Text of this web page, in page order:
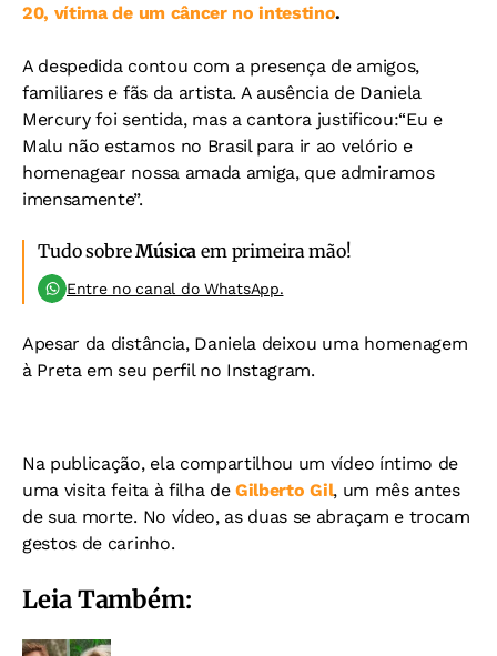
20, vítima de um câncer no intestino.
A despedida contou com a presença de amigos,
familiares e fãs da artista. A ausência de Daniela
Mercury foi sentida, mas a cantora justificou:“Eu e
Malu não estamos no Brasil para ir ao velório e
homenagear nossa amada amiga, que admiramos
imensamente”.
Tudo sobreMúsica em primeira mão!
Entre no canal do WhatsApp.
Apesar da distância, Daniela deixou uma homenagem
à Preta em seu perfil no Instagram.
Na publicação, ela compartilhou um vídeo íntimo de
uma visita feita à filha deGilberto Gil, um mês antes
de sua morte. No vídeo, as duas se abraçam e trocam
gestos de carinho.
Leia Também: